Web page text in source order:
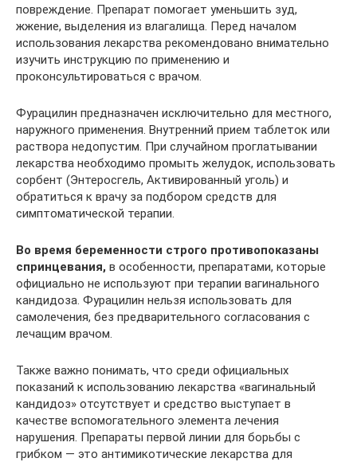
повреждение. Препарат помогает уменьшить зуд,
жжение, выделения из влагалища. Перед началом
использования лекарства рекомендовано внимательно
изучить инструкцию по применению и
проконсультироваться с врачом.
Фурацилин предназначен исключительно для местного,
наружного применения. Внутренний прием таблеток или
раствора недопустим. При случайном проглатывании
лекарства необходимо промыть желудок, использовать
сорбент (Энтеросгель, Активированный уголь) и
обратиться к врачу за подбором средств для
симптоматической терапии.
Во время беременности строго противопоказаны
спринцевания, в особенности, препаратами, которые
официально не используют при терапии вагинального
кандидоза. Фурацилин нельзя использовать для
самолечения, без предварительного согласования с
лечащим врачом.
Также важно понимать, что среди официальных
показаний к использованию лекарства «вагинальный
кандидоз» отсутствует и средство выступает в
качестве вспомогательного элемента лечения
нарушения. Препараты первой линии для борьбы с
грибком — это антимикотические лекарства для